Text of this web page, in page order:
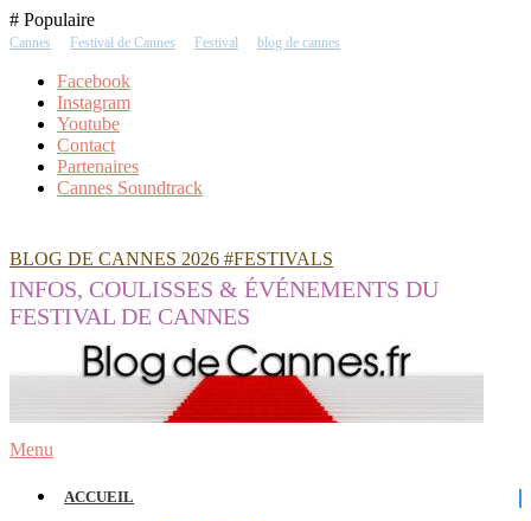
Skip
To
# Populaire
Cannes Festival de Cannes Festival blog de cannes
Facebook
Instagram
Youtube
Contact
Partenaires
Cannes Soundtrack
BLOG DE CANNES 2026 #FESTIVALS
INFOS, COULISSES & ÉVÉNEMENTS DU
FESTIVAL DE CANNES
Menu
ACCUEIL